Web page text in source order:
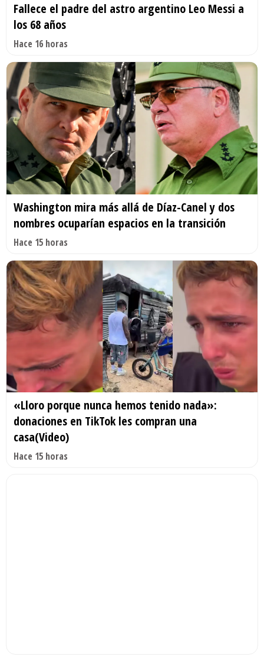
Fallece el padre del astro argentino Leo Messi a
los 68 años
Hace 16 horas
Washington mira más allá de Díaz-Canel y dos
nombres ocuparían espacios en la transición
Hace 15 horas
«Lloro porque nunca hemos tenido nada»:
donaciones en TikTok les compran una
casa(Video)
Hace 15 horas